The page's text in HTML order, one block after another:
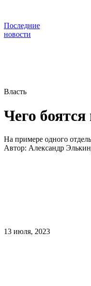
Последние
новости
Власть
Чего
На примере одного
Автор: Александр
13 июля, 2023